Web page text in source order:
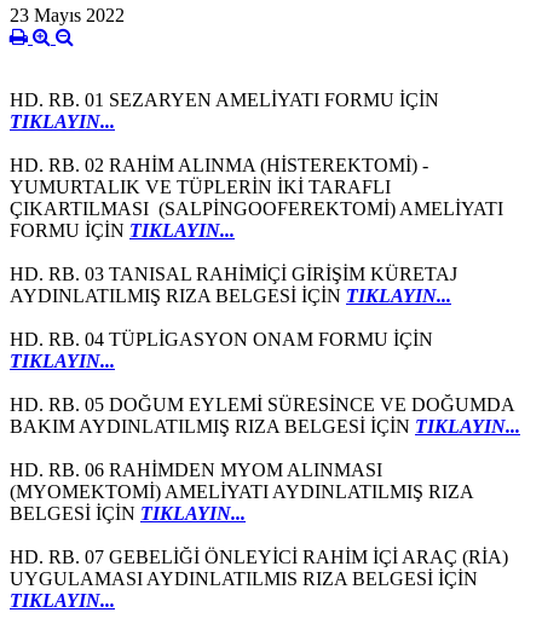
23 Mayıs 2022
HD. RB. 01 SEZARYEN AMELİYATI FORMU İÇİN
TIKLAYIN...
HD. RB. 02 RAHİM ALINMA (HİSTEREKTOMİ) -
YUMURTALIK VE TÜPLERİN İKİ TARAFLI
ÇIKARTILMASI (SALPİNGOOFEREKTOMİ) AMELİYATI
FORMU İÇİN TIKLAYIN...
HD. RB. 03 TANISAL RAHİMİÇİ GİRİŞİM KÜRETAJ
AYDINLATILMIŞ RIZA BELGESİ İÇİN TIKLAYIN...
HD. RB. 04 TÜPLİGASYON ONAM FORMU İÇİN
TIKLAYIN...
HD. RB. 05 DOĞUM EYLEMİ SÜRESİNCE VE DOĞUMDA
BAKIM AYDINLATILMIŞ RIZA BELGESİ İÇİN TIKLAYIN...
HD. RB. 06 RAHİMDEN MYOM ALINMASI
(MYOMEKTOMİ) AMELİYATI AYDINLATILMIŞ RIZA
BELGESİ İÇİN TIKLAYIN...
HD. RB. 07 GEBELİĞİ ÖNLEYİCİ RAHİM İÇİ ARAÇ (RİA)
UYGULAMASI AYDINLATILMIS RIZA BELGESİ İÇİN
TIKLAYIN...